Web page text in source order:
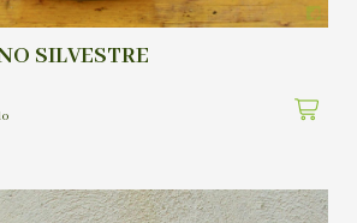
SILVESTRE